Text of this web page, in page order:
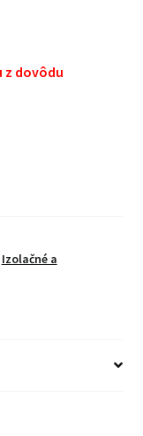
z dovôdu
Izolačné a